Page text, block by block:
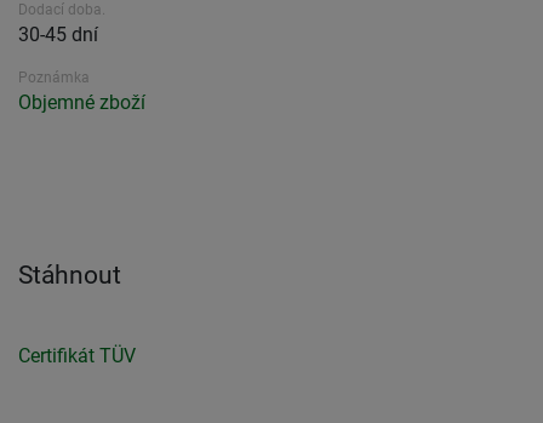
Dodací doba.
30-45 dní
Poznámka
Objemné zboží
Stáhnout
Certifikát TÜV